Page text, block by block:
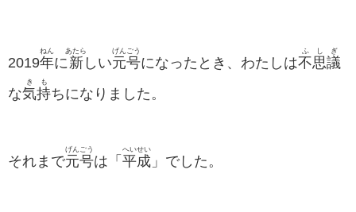
2019年
ねん
に新
あたら
しい元号
げんごう
になったとき、わたしは不思議
ふしぎ
な気持
きも
ちになりました。
それまで元号
げんごう
は「 平成
へいせい
」でした。